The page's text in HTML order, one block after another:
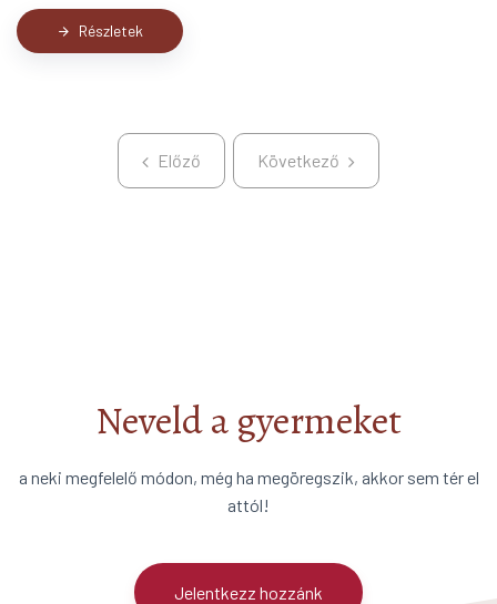
arrow_forward Részletek
Előző Következő Következő
Neveld a gyermeket
a neki megfelelő módon, még ha megöregszik, akkor sem tér el
attól!
Jelentkezz hozzánk